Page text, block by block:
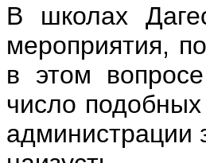
В школах
мероприятия,
в этом
число
администрации